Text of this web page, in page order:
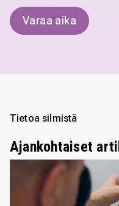
Varaa aika
Tietoa silmistä
Ajankohtaiset